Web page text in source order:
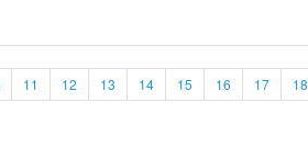
11 12 13 14 15 16 17 18